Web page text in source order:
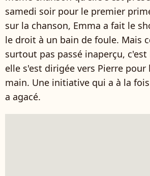
samedi soir pour le premier
sur la chanson, Emma a fait le
le droit à un bain de foule. Mais
surtout pas passé inaperçu,
elle s'est dirigée vers Pierre
main. Une initiative qui a à la
a agacé.